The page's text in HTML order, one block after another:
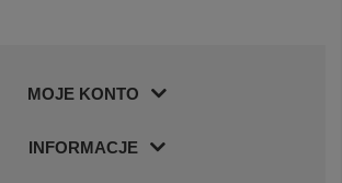
MOJE KONTO
INFORMACJE